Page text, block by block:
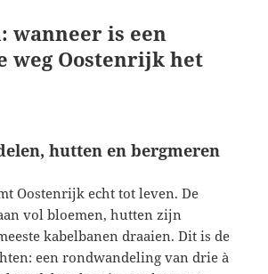
wanneer is een
weg Oostenrijk het
hutten en bergmeren
Oostenrijk echt tot leven. De
vol bloemen, hutten zijn
kabelbanen draaien. Dit is de
een rondwandeling van drie à